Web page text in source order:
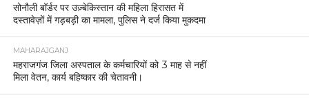
सोनौली बॉर्डर पर उज़्बेकिस्तान की महिला हिरासत में
दस्तावेज़ों में गड़बड़ी का मामला, पुलिस ने दर्ज किया मुकदमा
MAHARAJGANJ
महराजगंज जिला अस्पताल के कर्मचारियों को 3 माह से नहीं
मिला वेतन, कार्य बहिष्कार की चेतावनी।